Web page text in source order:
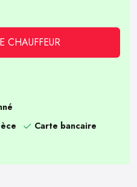
CHAUFFEUR
Carte bancaire